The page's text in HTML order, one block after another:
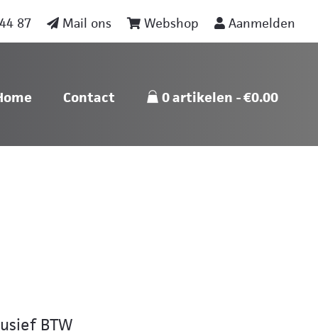
87 Mail ons Webshop Aanmelden
naar content
Contact 0 artikelen €0.00
BTW